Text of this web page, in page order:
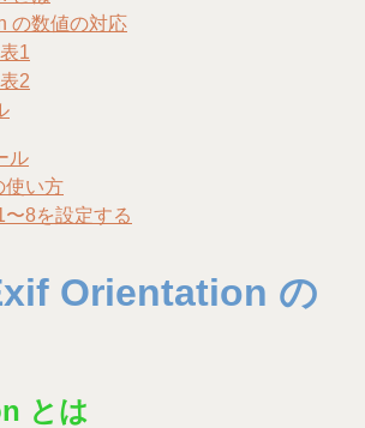
の数値の対応
1
2
ル
使い方
〜8を設定する
Orientation の
とは